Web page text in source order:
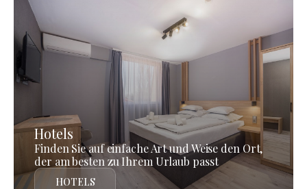
Hotels
Finden Sie auf einfache Art und Weise den Ort,
der am besten zu Ihrem Urlaub passt
HOTELS